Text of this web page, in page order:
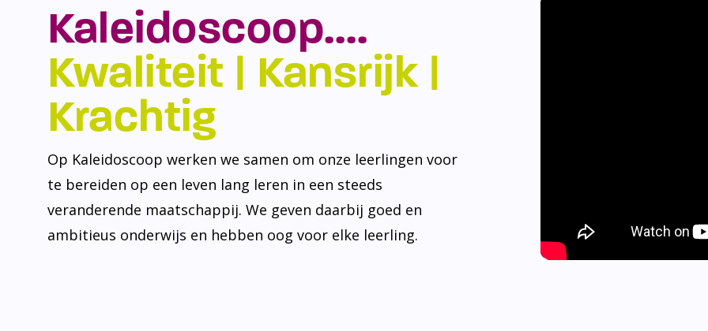
Kaleidoscoop….
Kwaliteit | Kansrijk |
Krachtig
Op Kaleidoscoop werken we samen om onze leerlingen voor
te bereiden op een leven lang leren in een steeds
veranderende maatschappij. We geven daarbij goed en
ambitieus onderwijs en hebben oog voor elke leerling.